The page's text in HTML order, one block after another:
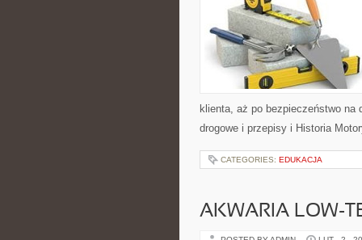
klienta, aż po bezpieczeństwo
drogowe i przepisy i Historia
CATEGORIES: EDUKACJA
AKWARIA LOW-